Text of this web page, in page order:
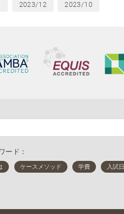
2023/12 2023/10
ード：